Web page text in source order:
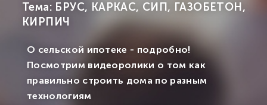
Тема: БРУС, КАРКАС, СИП, ГАЗОБЕТОН,
КИРПИЧ
О сельской ипотеке - подробно!
Посмотрим видеоролики о том как
правильно строить дома по разным
технологиям